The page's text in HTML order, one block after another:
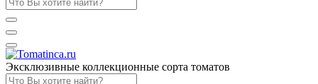
Эксклюзивные коллекционные сорта томатов